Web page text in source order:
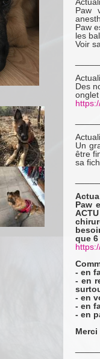
Paw
Paw
les
Voir
Des
Un
être
sa
Paw
que
- en
- en
- en
- en
- en